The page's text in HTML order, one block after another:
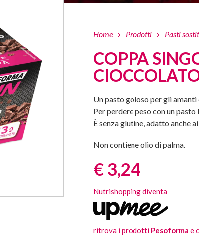
Home Prodotti Pasti
COPPA
Un pasto goloso per gli
Per perdere peso con un
È senza glutine, adatto anche
Non contiene olio di palma.
Prezzo:
€ 3,24
Nutrishopping diventa
ritrova i prodotti Pesoforma e